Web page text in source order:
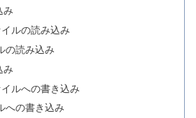
み
ルの読み込み
の読み込み
み
ルへの書き込み
への書き込み